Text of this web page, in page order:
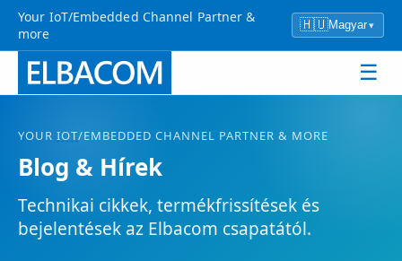
Your IoT/Embedded Channel Partner &
more
🇭🇺Magyar▾
☰
YOUR IOT/EMBEDDED CHANNEL PARTNER & MORE
Blog & Hírek
Technikai cikkek, termékfrissítések és
bejelentések az Elbacom csapatától.